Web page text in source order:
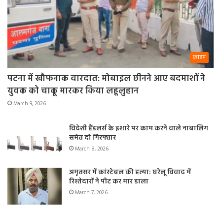
क्राइम
पटना में खौफनाक वारदात: मोबाइल छीनने आए बदमाशों ने
युवक को चाकू मारकर किया लहूलुहान
March 9, 2026
विदेशी हैंडलर्स के इशारे पर काम करने वाले नाबालिग
समेत दो गिरफ्तार
March 8, 2026
अमृतसर में कांस्टेबल की हत्या: घरेलू विवाद में
रिश्तेदारों ने पीट कर मार डाला
March 7, 2026